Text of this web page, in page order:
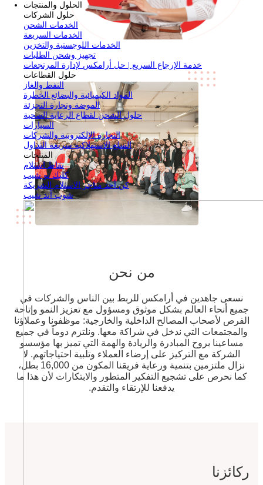
الحلول والمنتجات
حلول الشركات
الخدمات الشحن
الخدمات السريعة
الخدمات اللوجستية والتخزين
تجهيز وشحن الطلبات
خدمة الإرجاع السريع | حل أرامكس لإدارة المرتجعات
حلول القطاعات
النفط والغاز
المواد الكيميائية والبضائع الخطرة
الموضة وتجارة التجزئة
حلول الشحن لقطاع الرعاية الصحية
السيارات
التجارة الإلكترونية والشركات
السلع الاستهلاكية سريعة التداول
المنتجات
نقاط استلام
كليك تو شيب
كن أحد متاجر الاستلام الشريكة
شوب آند شيب
من نحن
نسعى جاهدين في أرامكس للربط بين الناس والشركات في
جميع أنحاء العالم بشكل موثوق ومسؤول مع تعزيز النمو وإتاحة
الفرص لأصحاب المصالح الداخلية والخارجية: موظفونا وعملاؤنا
والمجتمعات التي ندخل في شراكة معها. ونلتزم دوماً في جميع
مساعينا بروح المبادرة والريادة والهمة التي تميز بها مؤسسو
الشركة مع التركيز على إرضاء العملاء وتلبية احتياجاتهم. لا
نزال ملتزمين بتنمية ورعاية فريقنا المكون من 16,000 بطل،
كما نحرص على تشجيع التفكير المتطور والابتكارات لأن هذا ما
يدفعنا للإرتقاء والتقدم.
ركائزنا